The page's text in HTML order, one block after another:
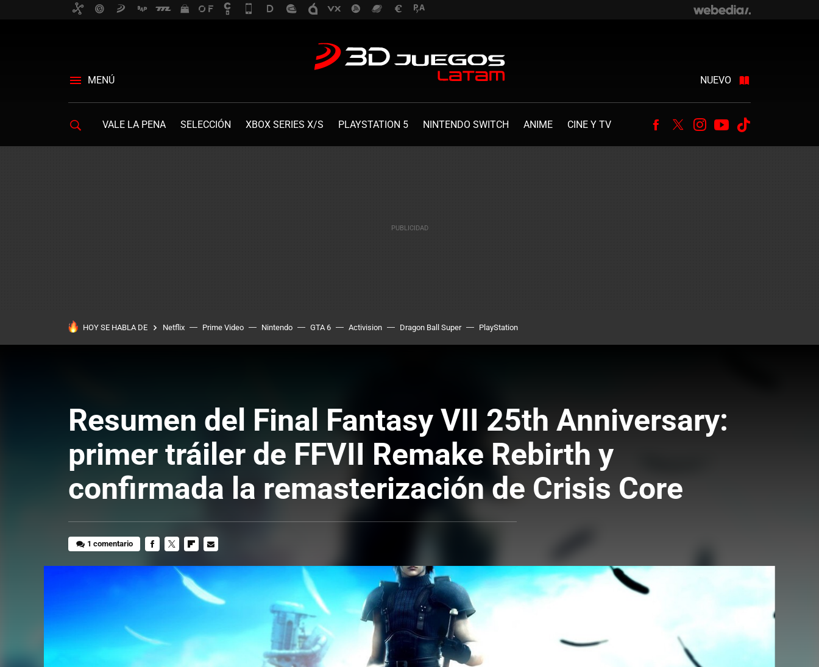
MENÚ NUEVO
VALE LA PENA SELECCIÓN XBOX SERIES X/S PLAYSTATION 5 NINTENDO SWITCH ANIME CINE Y TV Facebook
TwitterInstagram
Youtube
HOY SE HABLA DE Netflix Prime Video Nintendo GTA 6 Activision Dragon Ball Super PlayStation
Resumen del Final Fantasy VII 25th Anniversary:
primer tráiler de FFVII Remake Rebirth y
confirmada la remasterización de Crisis Core
1 comentario